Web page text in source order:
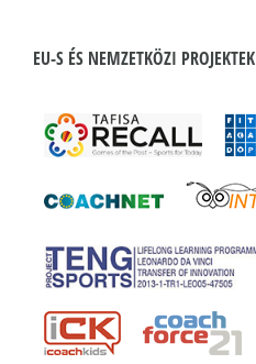
EU-S ÉS NEMZETKÖZI PROJEKTEK